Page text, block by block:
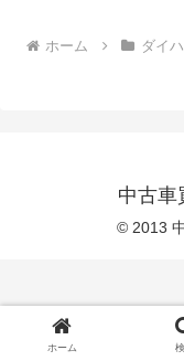
ホーム ダイ
中古車
© 2013
ホーム